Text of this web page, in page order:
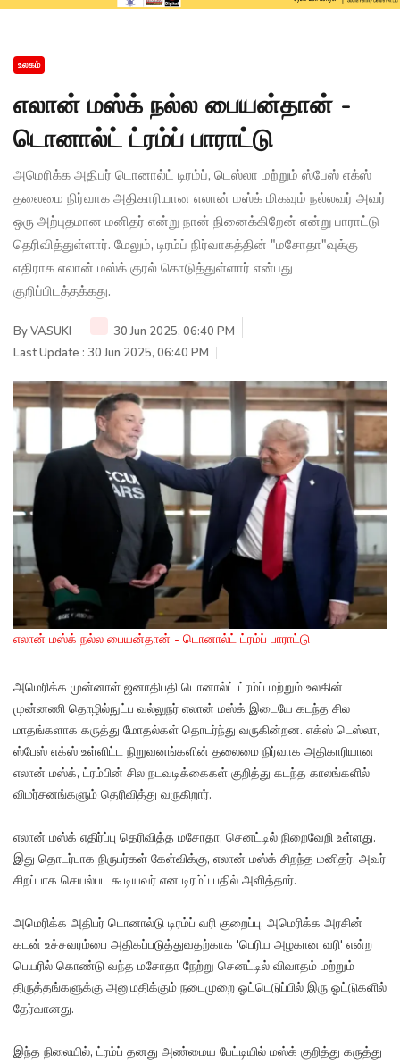
உலகம்
எலான் மஸ்க் நல்ல பையன்தான் -
டொனால்ட் ட்ரம்ப் பாராட்டு
அமெரிக்க அதிபர் டொனால்ட் டிரம்ப், டெஸ்லா மற்றும் ஸ்பேஸ் எக்ஸ்
தலைமை நிர்வாக அதிகாரியான எலான் மஸ்க் மிகவும் நல்லவர் அவர்
ஒரு அற்புதமான மனிதர் என்று நான் நினைக்கிறேன் என்று பாராட்டு
தெரிவித்துள்ளார். மேலும், டிரம்ப் நிர்வாகத்தின் "மசோதா"வுக்கு
எதிராக எலான் மஸ்க் குரல் கொடுத்துள்ளார் என்பது
குறிப்பிடத்தக்கது.
ByVASUKI
30 Jun 2025, 06:40 PM
Last Update : 30 Jun 2025, 06:40 PM
எலான் மஸ்க் நல்ல பையன்தான் - டொனால்ட் ட்ரம்ப் பாராட்டு
அமெரிக்க முன்னாள் ஜனாதிபதி டொனால்ட் ட்ரம்ப் மற்றும் உலகின்
முன்னணி தொழில்நுட்ப வல்லுநர் எலான் மஸ்க் இடையே கடந்த சில
மாதங்களாக கருத்து மோதல்கள் தொடர்ந்து வருகின்றன. எக்ஸ் டெஸ்லா,
ஸ்பேஸ் எக்ஸ் உள்ளிட்ட நிறுவனங்களின் தலைமை நிர்வாக அதிகாரியான
எலான் மஸ்க், ட்ரம்பின் சில நடவடிக்கைகள் குறித்து கடந்த காலங்களில்
விமர்சனங்களும் தெரிவித்து வருகிறார்.
எலான் மஸ்க் எதிர்ப்பு தெரிவித்த மசோதா, செனட்டில் நிறைவேறி உள்ளது.
இது தொடர்பாக நிருபர்கள் கேள்விக்கு, எலான் மஸ்க் சிறந்த மனிதர். அவர்
சிறப்பாக செயல்பட கூடியவர் என டிரம்ப் பதில் அளித்தார்.
அமெரிக்க அதிபர் டொனால்டு டிரம்ப் வரி குறைப்பு, அமெரிக்க அரசின்
கடன் உச்சவரம்பை அதிகப்படுத்துவதற்காக 'பெரிய அழகான வரி' என்ற
பெயரில் கொண்டு வந்த மசோதா நேற்று செனட்டில் விவாதம் மற்றும்
திருத்தங்களுக்கு அனுமதிக்கும் நடைமுறை ஓட்டெடுப்பில் இரு ஓட்டுகளில்
தேர்வானது.
இந்த நிலையில், ட்ரம்ப் தனது அண்மைய பேட்டியில் மஸ்க் குறித்து கருத்து